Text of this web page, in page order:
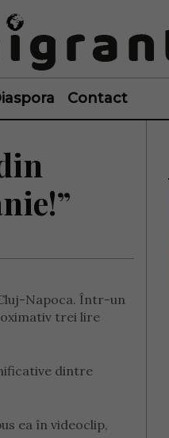
Contact
Napoca. Într-un
trei lire
dintre
ea în videoclip,